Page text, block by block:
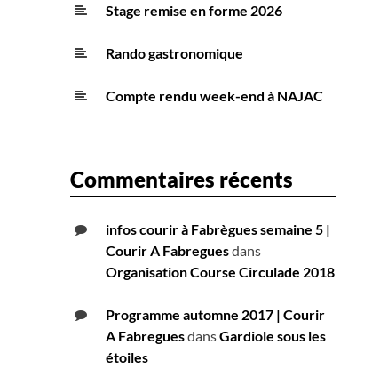
Stage remise en forme 2026
Rando gastronomique
Compte rendu week-end à NAJAC
Commentaires récents
infos courir à Fabrègues semaine 5 |
Courir A Fabreguesdans
Organisation Course Circulade 2018
Programme automne 2017 | Courir
A FabreguesdansGardiole sous les
étoiles